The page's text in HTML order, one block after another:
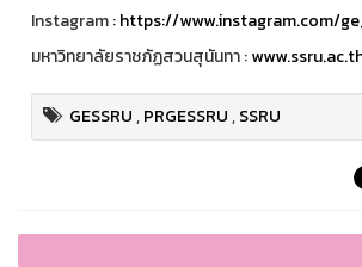
Instagram :https://www.instagram.com/
มหาวิทยาลัยราชภัฏสวนสุนันทา :
GESSRU,PRGESSRU,SSRU